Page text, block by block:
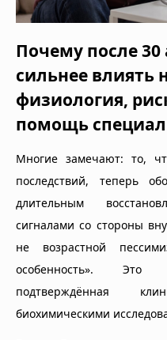
Почему после
сильнее влиять
физиология,
помощь
Многие замечают: то,
последствий, теперь
длительным
сигналами со стороны
не возрастной
особенность». Это
подтверждённая
биохимическими